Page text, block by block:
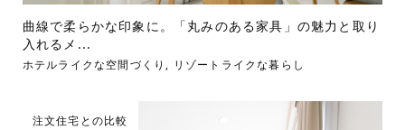
曲線で柔らかな印象に。「丸みのある家具」の魅力と取り
入れるメ...
ホテルライクな空間づくり , リゾートライクな暮らし
注文住宅との比較